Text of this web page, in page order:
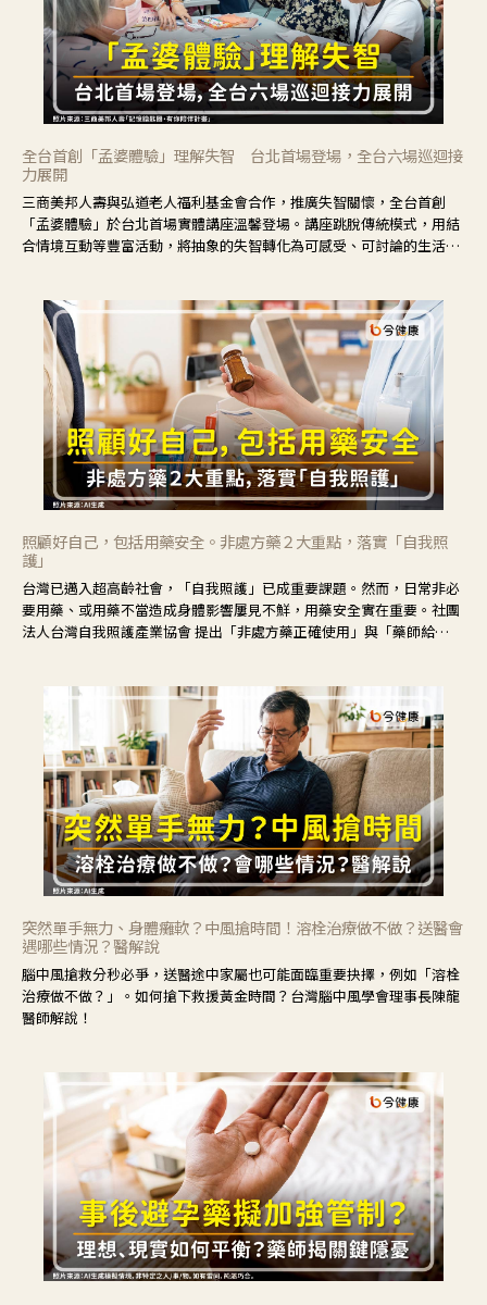
全台首創「孟婆體驗」理解失智 台北首場登場，全台六場巡迴接
力展開
三商美邦人壽與弘道老人福利基金會合作，推廣失智關懷，全台首創
「孟婆體驗」於台北首場實體講座溫馨登場。講座跳脫傳統模式，用結
合情境互動等豐富活動，將抽象的失智轉化為可感受、可討論的生活情
照顧好自己，包括用藥安全。非處方藥２大重點，落實「自我照
護」
台灣已邁入超高齡社會，「自我照護」已成重要課題。然而，日常非必
要用藥、或用藥不當造成身體影響屢見不鮮，用藥安全實在重要。社團
法人台灣自我照護產業協會 提出「非處方藥正確使用」與「藥師給
突然單手無力、身體癱軟？中風搶時間！溶栓治療做不做？送醫會
遇哪些情況？醫解說
腦中風搶救分秒必爭，送醫途中家屬也可能面臨重要抉擇，例如「溶栓
治療做不做？」。如何搶下救援黃金時間？台灣腦中風學會理事長陳龍
醫師解說！